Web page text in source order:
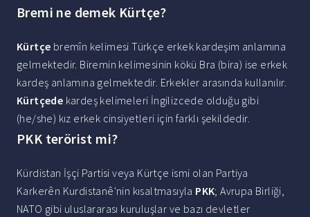
Bremi ne demek Kürtçe?
Kürtçe bremîn kelimesi Türkçe erkek kardeşim anlamına
gelmektedir. Biremin kelimesinin kökü Bra (bira) ise erkek
kardeş anlamına gelmektedir. Erkekler arasında kullanılır.
Kürtçede kardeş kelimeleri İngilizcede olduğu gibi
(he/she) kız erkek cinsiyetleri için farklı şekildedir.
PKK terörist mi?
Kürdistan İşçi Partisi veya Kürtçe ismi olan Partiya
Karkerên Kurdistanê'nin kısaltmasıyla PKK; Avrupa Birliği,
NATO gibi uluslararası kuruluşlar ve bazı devletler